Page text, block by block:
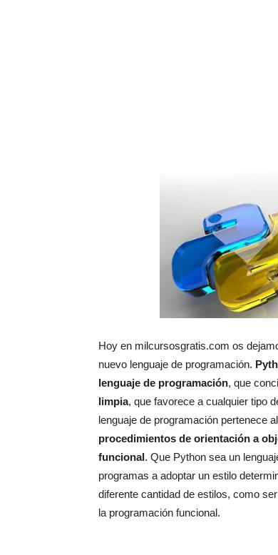
Hoy en milcursosgratis.com os
nuevo lenguaje de programación.
lenguaje de programación, que
limpia, que favorece a cualquier tipo
lenguaje de programación pertenece
procedimientos de orientación a
funcional . Que Python sea un
programas a adoptar un estilo
diferente cantidad de estilos, como
la programación funcional.